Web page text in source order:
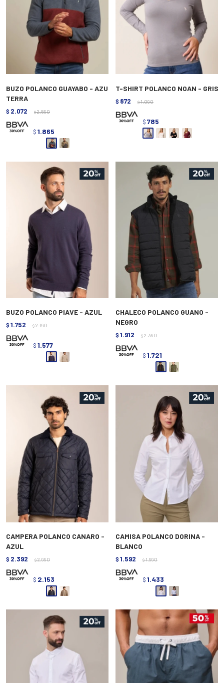
BUZO POLANCO GUAYABO - AZU
TERRA
$ 2.072 $ 2.590
$ 1.865
T-SHIRT POLANCO NOAN - GRIS
$ 872 $ 1.090
$ 785
BUZO POLANCO PIAVE - AZUL
$ 1.752 $ 2.190
$ 1.577
CHALECO POLANCO GUANO -
NEGRO
$ 1.912 $ 2.390
$ 1.721
CAMPERA POLANCO CANARO -
AZUL
$ 2.392 $ 2.990
$ 2.153
CAMISA POLANCO DORINA -
BLANCO
$ 1.592 $ 1.990
$ 1.433